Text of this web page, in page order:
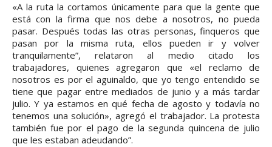
«A la ruta la cortamos únicamente para que la gente que
está con la firma que nos debe a nosotros, no pueda
pasar. Después todas las otras personas, finqueros que
pasan por la misma ruta, ellos pueden ir y volver
tranquilamente”, relataron al medio citado los
trabajadores, quienes agregaron que «el reclamo de
nosotros es por el aguinaldo, que yo tengo entendido se
tiene que pagar entre mediados de junio y a más tardar
julio. Y ya estamos en qué fecha de agosto y todavía no
tenemos una solución», agregó el trabajador. La protesta
también fue por el pago de la segunda quincena de julio
que les estaban adeudando”.